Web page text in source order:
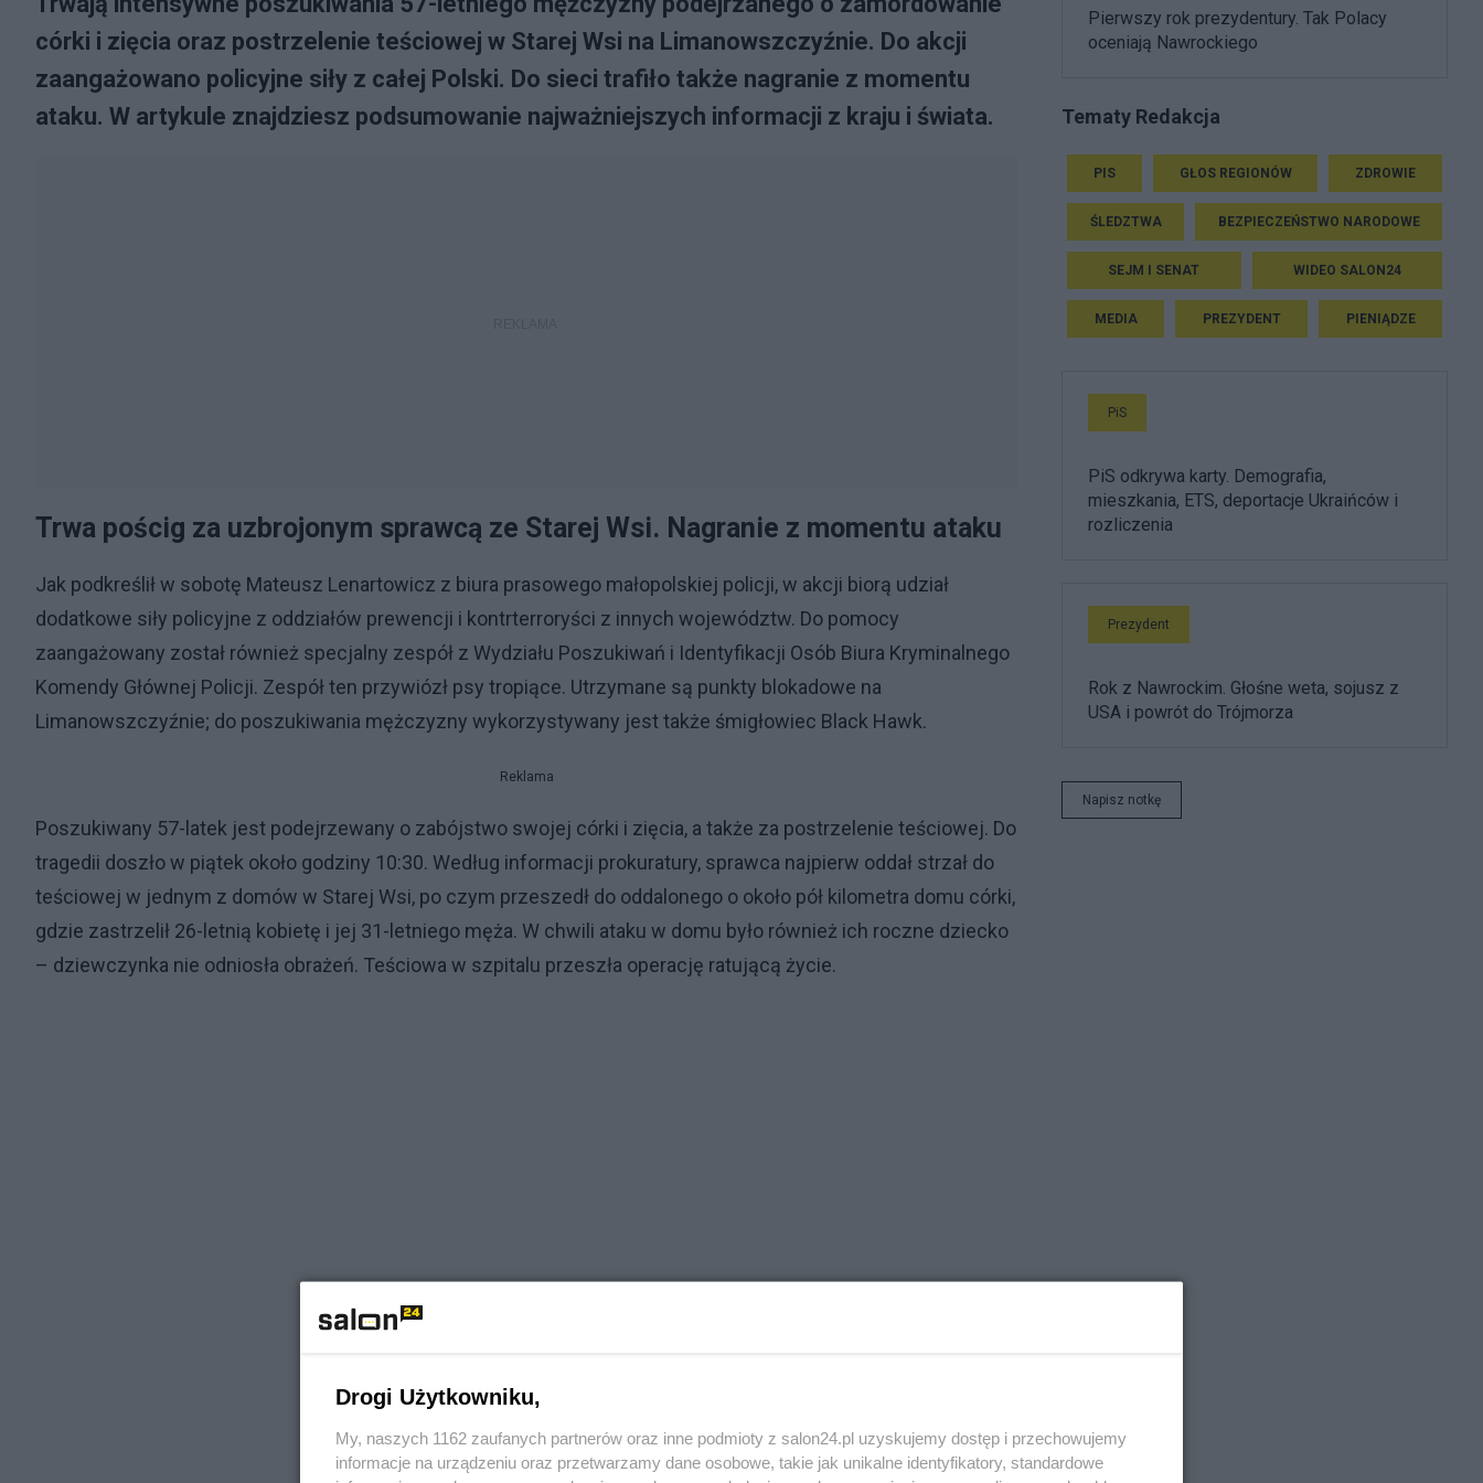
córki i zięcia oraz postrzelenie teściowej w Starej Wsi na Limanowszczyźnie. Do akcji
zaangażowano policyjne siły z całej Polski. Do sieci trafiło także nagranie z momentu
ataku. W artykule znajdziesz podsumowanie najważniejszych informacji z kraju i świata.
Trwa pościg za uzbrojonym sprawcą ze Starej Wsi. Nagranie z momentu ataku
Jak podkreślił w sobotę Mateusz Lenartowicz z biura prasowego małopolskiej policji, w akcji biorą udział
dodatkowe siły policyjne z oddziałów prewencji i kontrterroryści z innych województw. Do pomocy
zaangażowany został również specjalny zespół z Wydziału Poszukiwań i Identyfikacji Osób Biura Kryminalnego
Komendy Głównej Policji. Zespół ten przywiózł psy tropiące. Utrzymane są punkty blokadowe na
Limanowszczyźnie; do poszukiwania mężczyzny wykorzystywany jest także śmigłowiec Black Hawk.
Reklama
Poszukiwany 57-latek jest podejrzewany o zabójstwo swojej córki i zięcia, a także za postrzelenie teściowej. Do
tragedii doszło w piątek około godziny 10:30. Według informacji prokuratury, sprawca najpierw oddał strzał do
teściowej w jednym z domów w Starej Wsi, po czym przeszedł do oddalonego o około pół kilometra domu córki,
gdzie zastrzelił 26-letnią kobietę i jej 31-letniego męża. W chwili ataku w domu było również ich roczne dziecko
– dziewczynka nie odniosła obrażeń. Teściowa w szpitalu przeszła operację ratującą życie.
Pierwszy rok prezydentury. Tak Polacy
oceniają Nawrockiego
Tematy Redakcja
PIS GŁOS REGIONÓW ZDROWIE
ŚLEDZTWA BEZPIECZEŃSTWO NARODOWE
SEJM I SENAT WIDEO SALON24
MEDIA PREZYDENT PIENIĄDZE
PiS
PiS odkrywa karty. Demografia,
mieszkania, ETS, deportacje Ukraińców i
rozliczenia
Prezydent
Rok z Nawrockim. Głośne weta, sojusz z
USA i powrót do Trójmorza
Napisz notkę
Drogi Użytkowniku,
My, naszych 1162 zaufanych partnerów oraz inne podmioty z salon24.pl uzyskujemy dostęp i przechowujemy
informacje na urządzeniu oraz przetwarzamy dane osobowe, takie jak unikalne identyfikatory, standardowe